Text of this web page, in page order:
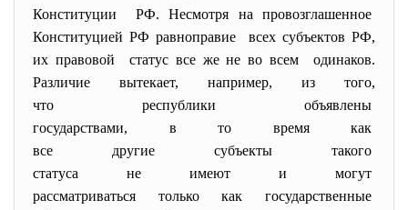
Конституции РФ. Несмотря на провозглашенное
Конституцией РФ равноправие всех субъектов РФ,
их правовой статус все же не во всем одинаков.
Различие вытекает, например, из того,
что республики объявлены
государствами, в то время как
все другие субъекты такого
статуса не имеют и могут
рассматриваться только как государственные